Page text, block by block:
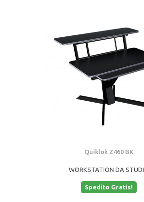
Quiklok Z460 BK
WORKSTATION DA
Spedito Gratis!